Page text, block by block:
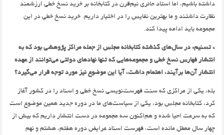
داشته باشیم،‌ اما استاد حائری نیم‌قرن در کتابخانه بر خرید نسخ خطی ارزشمند
نظارت داشتند و ما بهترین نفایس را در اختیار داریم. خرید نسخ خطی در این
مجموعه باید ادامه پیدا کند.
* تسنیم: در سال‌های گذشته کتابخانه مجلس از جمله مراکز پژوهشی بود که به
انتشار فهارس نسخ خطی و مجموعه‌هایی که تنها نهادهای دولتی می‌توانند از عهده
انتشار آن‌ها برآیند،‌ اهتمام داشت،‌ آیا این موضوع نیز مورد توجه قرار می‌گیرد؟
بله،‌ یکی از مراکزی که سنت فهرست‌نویسی نسخ خطی و اسناد را در کشور آغاز
کرد،‌ کتابخانه مجلس بود، یکی از سیاست‌های ما در دوره جدید همین موضوع است
که به سرعت احیا شده و هم‌اکنون سه مجموعه در دست انتشار داریم که بیش از
چهار سال معطل مانده است،‌ فهرست اسناد عرایض دوره هفتم،‌ هشتم و نهم